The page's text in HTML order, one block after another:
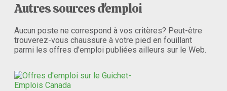
Autres sources d'emploi
Aucun poste ne correspond à vos critères? Peut-être
trouverez-vous chaussure à votre pied en fouillant
parmi les offres d'emploi publiées ailleurs sur le Web.